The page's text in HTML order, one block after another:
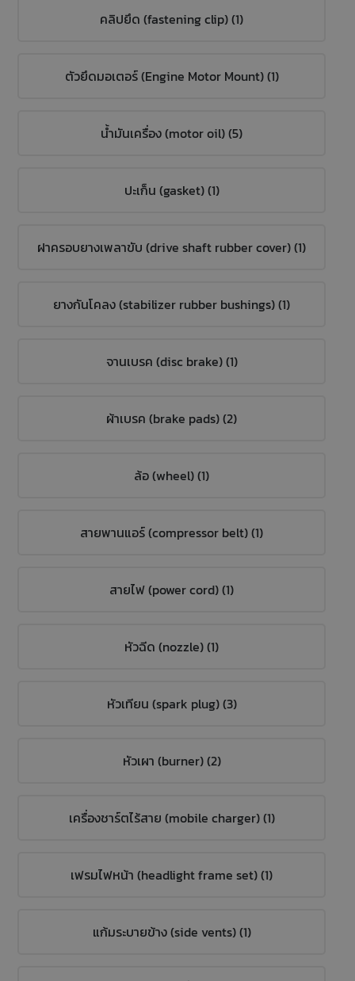
คลิปยึด (fastening clip) (1)
ตัวยึดมอเตอร์ (Engine Motor Mount) (1)
น้ำมันเครื่อง (motor oil) (5)
ปะเก็น (gasket) (1)
ฝาครอบยางเพลาขับ (drive shaft rubber cover) (1)
ยางกันโคลง (stabilizer rubber bushings) (1)
จานเบรค (disc brake) (1)
ผ้าเบรค (brake pads) (2)
ล้อ (wheel) (1)
สายพานแอร์ (compressor belt) (1)
สายไฟ (power cord) (1)
หัวฉีด (nozzle) (1)
หัวเทียน (spark plug) (3)
หัวเผา (burner) (2)
เครื่องชาร์ตไร้สาย (mobile charger) (1)
เฟรมไฟหน้า (headlight frame set) (1)
แก้มระบายข้าง (side vents) (1)